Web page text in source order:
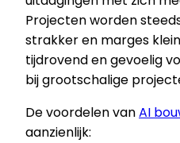
Projecten worden
strakker en marges
tijdrovend en gevoelig
bij grootschalige
De voordelen vanAI
aanzienlijk: